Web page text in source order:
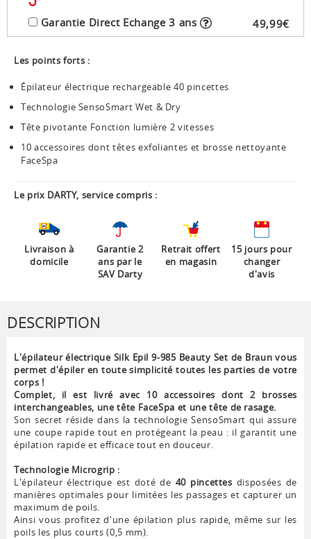
Garantie Direct Echange 3 ans 49,99€
Les points forts :
Épilateur électrique rechargeable 40 pincettes
Technologie SensoSmart Wet & Dry
Tête pivotante Fonction lumière 2 vitesses
10 accessoires dont têtes exfoliantes et brosse nettoyante
FaceSpa
Le prix DARTY, service compris :
Livraison à
domicile
Garantie 2
ans par le
SAV Darty
Retrait offert
en magasin
15 jours pour
changer
d'avis
DESCRIPTION
L'épilateur électrique Silk Epil 9-985 Beauty Set de Braun vous
permet d'épiler en toute simplicité toutes les parties de votre
corps !
Complet, il est livré avec 10 accessoires dont 2 brosses
interchangeables, une tête FaceSpa et une tête de rasage.
Son secret réside dans la technologie SensoSmart qui assure
une coupe rapide tout en protégeant la peau : il garantit une
épilation rapide et efficace tout en douceur.
Technologie Microgrip :
L'épilateur électrique est doté de 40 pincettes disposées de
manières optimales pour limitées les passages et capturer un
maximum de poils.
Ainsi vous profitez d'une épilation plus rapide, même sur les
poils les plus courts (0,5 mm).